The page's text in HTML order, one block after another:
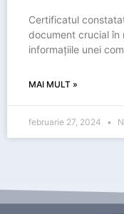
Certificatul
document crucial în
informațiile unei
MAI MULT »
februarie 27, 2024